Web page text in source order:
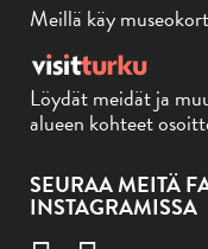
Meillä käy
Löydät meidät ja
alueen kohteet
SEURAA MEITÄ
INSTAGRAMISSA